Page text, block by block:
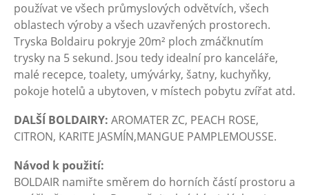
používat ve všech průmyslových odvětvích, všech
oblastech výroby a všech uzavřených prostorech.
Tryska Boldairu pokryje 20m² ploch zmáčknutím
trysky na 5 sekund. Jsou tedy idealní pro kanceláře,
malé recepce, toalety, umývárky, šatny, kuchyňky,
pokoje hotelů a ubytoven, v místech pobytu zvířat atd.
DALŠÍ BOLDAIRY: AROMATER ZC, PEACH ROSE,
CITRON, KARITE JASMÍN,MANGUE PAMPLEMOUSSE.
Návod k použití:
BOLDAIR namiřte směrem do horních částí prostoru a